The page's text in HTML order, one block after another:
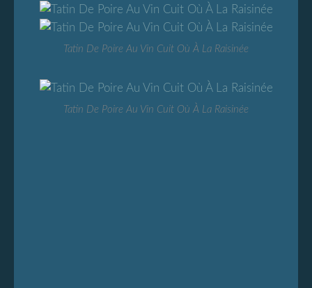
Tatin De Poire Au Vin Cuit Où À La Raisinée
Tatin De Poire Au Vin Cuit Où À La Raisinée